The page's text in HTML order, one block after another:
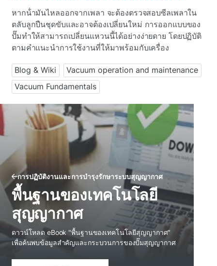
หากน้ํามันไหลออกจากเพลา จะต้องตรวจสอบซีลเพลาใน
ตลับลูกปืนชุดขับและอาจต้องเปลี่ยนใหม่ การออกแบบของ
ปั๊มทําให้สามารถเปลี่ยนแหวนนี้ได้อย่างง่ายดาย โดยปฏิบัติ
ตามคําแนะนําการใช้งานที่ให้มาพร้อมกับเครื่อง
Blog & Wiki
Vacuum operation and maintenance
Vacuum Fundamentals
การปฏิบัติงานและการบํารุงรักษาระบบสุญญากาศ
พื้นฐานของเทคโนโลยี
สุญญากาศ
ดาวน์โหลด eBook "พื้นฐานของเทคโนโลยีสุญญากาศ"
เพื่อค้นพบข้อมูลสําคัญและกระบวนการของปั๊มสุญญากาศ